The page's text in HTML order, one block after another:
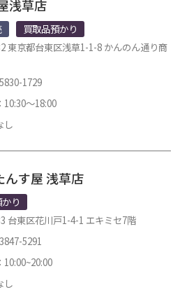
浅草店
買取品預かり
東京都台東区浅草1-1-8 かんのん通り商
1729
10:30～18:00
し
んす屋 浅草店
り
台東区花川戸1-4-1 エキミセ7階
5291
10:00~20:00
し